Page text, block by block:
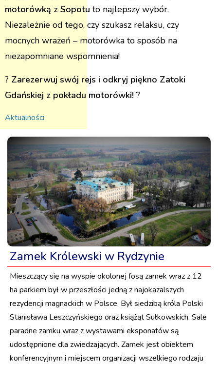
motorówką z Sopotu to najlepszy wybór.
Niezależnie od tego, czy szukasz relaksu, czy
mocnych wrażeń – motorówka to sposób na
niezapomniane wspomnienia!
? Zarezerwuj swój rejs i odkryj piękno Zatoki
Gdańskiej z pokładu motorówki! ?
Aktualności
Zamek Królewski w Rydzynie
Mieszczący się na wyspie okolonej fosą zamek wraz z 12
ha parkiem był w przeszłości jedną z najokazalszych
rezydencji magnackich w Polsce. Był siedzibą króla Polski
Stanisława Leszczyńskiego oraz książąt Sułkowskich. Sale
paradne zamku wraz z wystawami eksponatów są
udostępnione dla zwiedzających. Zamek jest obiektem
konferencyjnym i miejscem organizacji wszelkiego rodzaju